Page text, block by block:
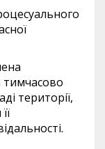
тимчасово
території,